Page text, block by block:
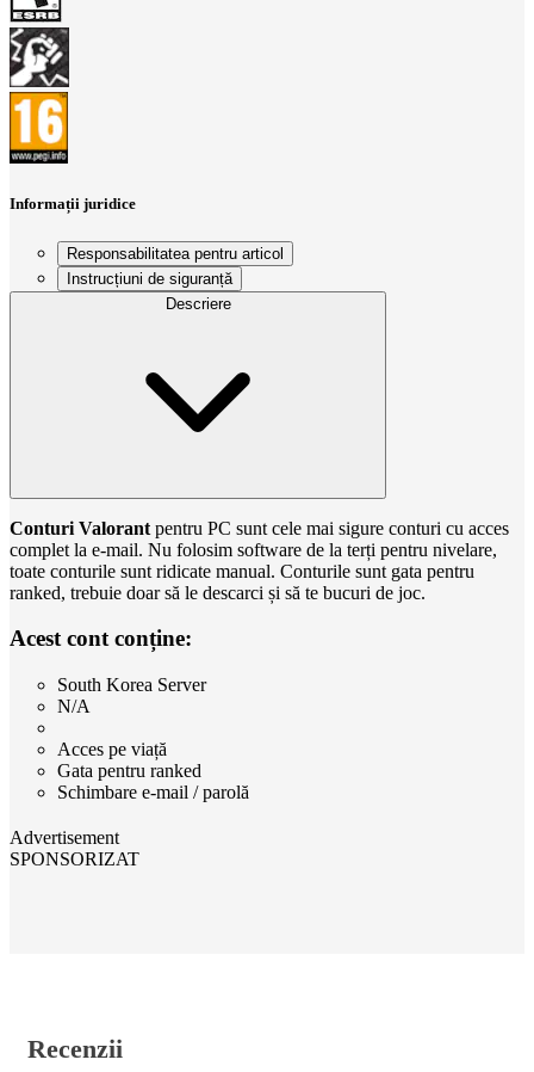
Informații juridice
Responsabilitatea pentru articol
Instrucțiuni de siguranță
Descriere
Conturi Valorant pentru PC sunt cele mai sigure conturi cu acces
complet la e-mail. Nu folosim software de la terți pentru nivelare,
toate conturile sunt ridicate manual. Conturile sunt gata pentru
ranked, trebuie doar să le descarci și să te bucuri de joc.
Acest cont conține:
South Korea Server
N/A
Acces pe viață
Gata pentru ranked
Schimbare e-mail / parolă
Advertisement
SPONSORIZAT
Recenzii